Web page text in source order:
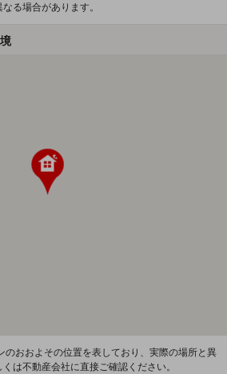
なる場合があります。
おおよその位置を表しており、実際の場所と異
は不動産会社に直接ご確認ください。